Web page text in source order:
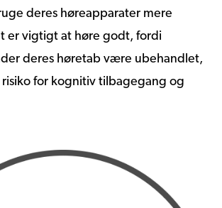
deres høreapparater mere
er vigtigt at høre godt, fordi
deres høretab være ubehandlet,
risiko for kognitiv tilbagegang og